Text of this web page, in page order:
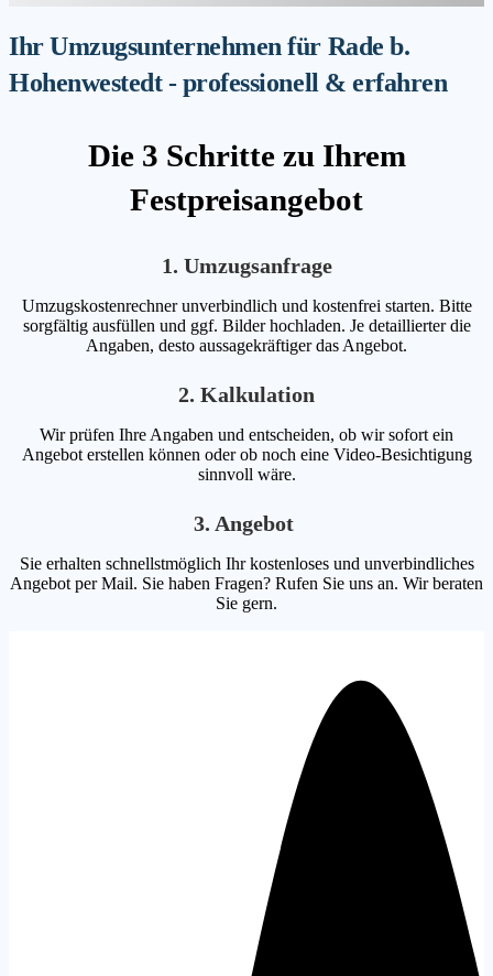
Ihr Umzugsunternehmen für Rade b.
Hohenwestedt - professionell & erfahren
Die 3 Schritte zu Ihrem
Festpreisangebot
1. Umzugsanfrage
Umzugskostenrechner unverbindlich und kostenfrei starten. Bitte
sorgfältig ausfüllen und ggf. Bilder hochladen. Je detaillierter die
Angaben, desto aussagekräftiger das Angebot.
2. Kalkulation
Wir prüfen Ihre Angaben und entscheiden, ob wir sofort ein
Angebot erstellen können oder ob noch eine Video-Besichtigung
sinnvoll wäre.
3. Angebot
Sie erhalten schnellstmöglich Ihr kostenloses und unverbindliches
Angebot per Mail. Sie haben Fragen? Rufen Sie uns an. Wir beraten
Sie gern.